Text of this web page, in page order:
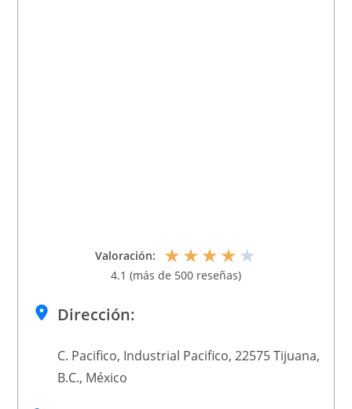
Valoración: ★★★★★
4.1 (más de 500 reseñas)
Dirección:
C. Pacifico, Industrial Pacifico, 22575 Tijuana,
B.C., México